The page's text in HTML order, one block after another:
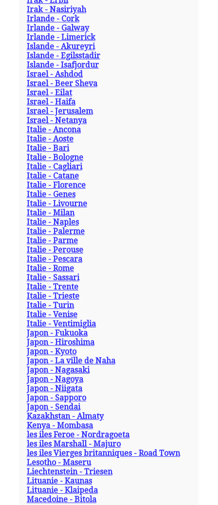
Irak - Nasiriyah
Irlande - Cork
Irlande - Galway
Irlande - Limerick
Islande - Akureyri
Islande - Egilsstadir
Islande - Isafjordur
Israel - Ashdod
Israel - Beer Sheva
Israel - Eilat
Israel - Haifa
Israel - Jerusalem
Israel - Netanya
Italie - Ancona
Italie - Aoste
Italie - Bari
Italie - Bologne
Italie - Cagliari
Italie - Catane
Italie - Florence
Italie - Genes
Italie - Livourne
Italie - Milan
Italie - Naples
Italie - Palerme
Italie - Parme
Italie - Perouse
Italie - Pescara
Italie - Rome
Italie - Sassari
Italie - Trente
Italie - Trieste
Italie - Turin
Italie - Venise
Italie - Ventimiglia
Japon - Fukuoka
Japon - Hiroshima
Japon - Kyoto
Japon - La ville de Naha
Japon - Nagasaki
Japon - Nagoya
Japon - Niigata
Japon - Sapporo
Japon - Sendai
Kazakhstan - Almaty
Kenya - Mombasa
les iles Feroe - Nordragoeta
les iles Marshall - Majuro
les iles Vierges britanniques - Road Town
Lesotho - Maseru
Liechtenstein - Triesen
Lituanie - Kaunas
Lituanie - Klaipeda
Macedoine - Bitola